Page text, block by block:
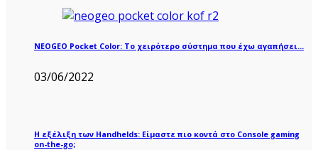
NEOGEO Pocket Color: Το χειρότερο σύστημα που έχω αγαπήσει…
03/06/2022
Η εξέλιξη των Handhelds: Είμαστε πιο κοντά στο Console gaming
on-the-go;